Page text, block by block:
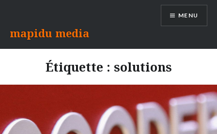
contenu
mapidu media
MENU
Étiquette : solutions